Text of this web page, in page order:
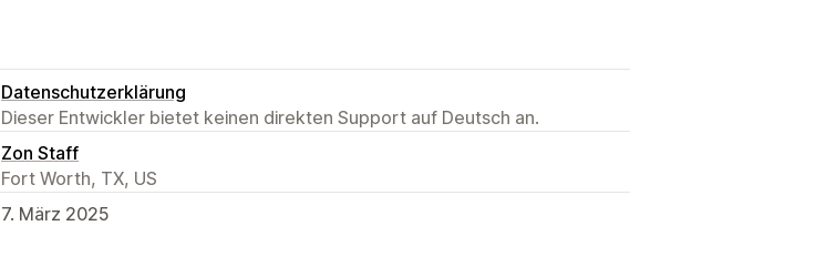
Datenschutzerklärung
Dieser Entwickler bietet keinen direkten Support auf Deutsch an.
Zon Staff
Fort Worth, TX, US
7. März 2025